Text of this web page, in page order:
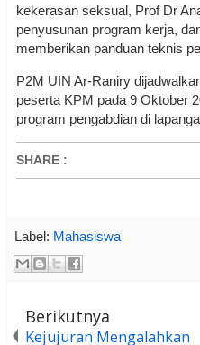
kekerasan seksual, Prof Dr
penyusunan program kerja,
memberikan panduan teknis
P2M UIN Ar-Raniry
peserta KPM pada 9 Oktober
program pengabdian di
SHARE :
Label: Mahasiswa
Berikutnya
Kejujuran Mengalahkan